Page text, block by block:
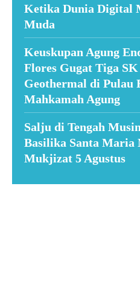
Ketika Dunia Digital
Muda
Keuskupan Agung
Flores Gugat Tiga
Geothermal di Pulau
Mahkamah Agung
Salju di Tengah
Basilika Santa Maria
Mukjizat 5 Agustus